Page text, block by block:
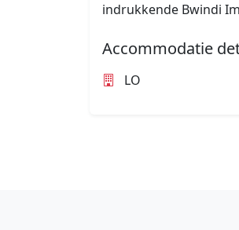
indrukkende Bwindi
Accommodatie
LO